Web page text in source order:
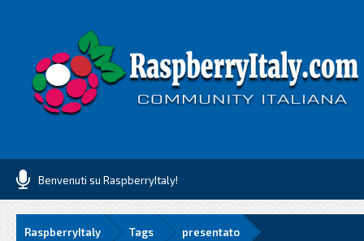
Benvenuti su RaspberryItaly!
RaspberryItaly Tags presentato